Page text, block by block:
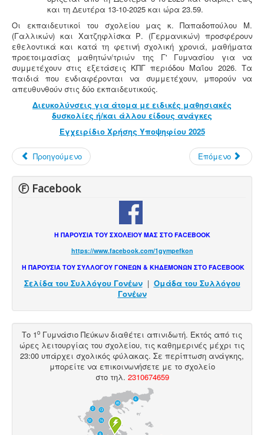
και τη Δευτέρα 13-10-2025 και ώρα 23.59.
Οι εκπαιδευτικοί του σχολείου μας κ. Παπαδοπούλου Μ.
(Γαλλικών) και Χατζηφλίσκα Ρ. (Γερμανικών) προσφέρουν
εθελοντικά και κατά τη φετινή σχολική χρονιά, μαθήματα
προετοιμασίας μαθητών/τριών της Γ' Γυμνασίου για να
συμμετέχουν στις εξετάσεις ΚΠΓ περιόδου Μαΐου 2026. Τα
παιδιά που ενδιαφέρονται να συμμετέχουν, μπορούν να
απευθυνθούν στις δύο εκπαιδευτικούς.
Διευκολύνσεις για άτομα με ειδικές μαθησιακές
δυσκολίες ή/και άλλου είδους ανάγκες
Εγχειρίδιο Χρήσης Υποψηφίου 2025
Προηγούμενο Επόμενο
Ⓕ Facebook
Η ΠΑΡΟΥΣΙΑ ΤΟΥ ΣΧΟΛΕΙΟΥ ΜΑΣ ΣΤΟ FACEBOOK
https://www.facebook.com/1gympefkon
Η ΠΑΡΟΥΣΙΑ ΤΟΥ ΣΥΛΛΟΓΟΥ ΓΟΝΕΩΝ & ΚΗΔΕΜΟΝΩΝ ΣΤΟ FACEBOOK
Σελίδα του Συλλόγου Γονέων| Ομάδα του Συλλόγου
Γονέων
Το 1ο Γυμνάσιο Πεύκων διαθέτει απινιδωτή. Εκτός από τις
ώρες λειτουργίας του σχολείου, τις καθημερινές μέχρι τις
23:00 υπάρχει σχολικός φύλακας. Σε περίπτωση ανάγκης,
μπορείτε να επικοινωνήσετε με το σχολείο
στο τηλ. 2310674659